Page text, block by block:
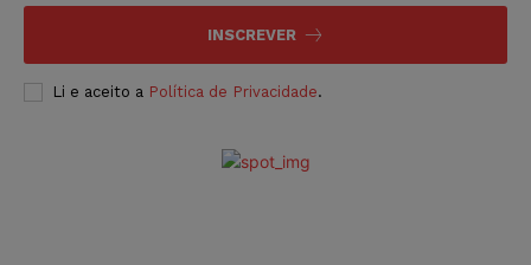
INSCREVER
Li e aceito a Política de Privacidade.